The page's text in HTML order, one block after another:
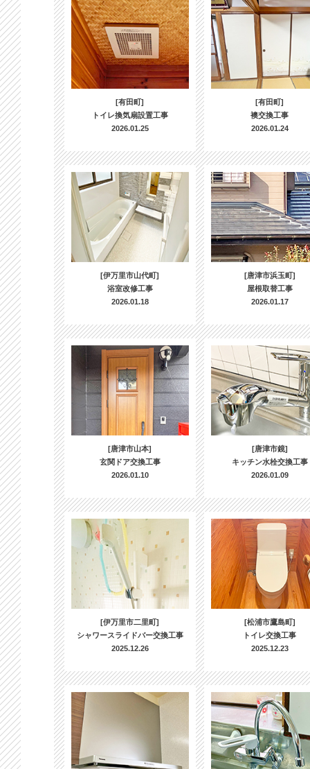
[有田町]
トイレ換気扇設置工事
2026.01.25
[有田町]
襖交換工事
2026.01.24
[伊万里市山代町]
浴室改修工事
2026.01.18
[唐津市浜玉町]
屋根取替工事
2026.01.17
[唐津市山本]
玄関ドア交換工事
2026.01.10
[唐津市鏡]
キッチン水栓交換工事
2026.01.09
[伊万里市二里町]
シャワースライドバー交換工事
2025.12.26
[松浦市鷹島町]
トイレ交換工事
2025.12.23